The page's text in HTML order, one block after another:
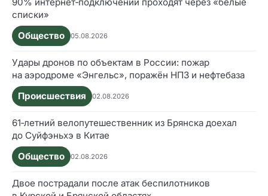
списки»
Общество
05.08.2026
Удары дронов по объектам в России: пожар
на аэродроме «Энгельс», поражён НПЗ и нефтебаза
Происшествия
02.08.2026
61‑летний велопутешественник из Брянска доехал
до Суйфэньхэ в Китае
Общество
02.08.2026
Двое пострадали после атак беспилотников